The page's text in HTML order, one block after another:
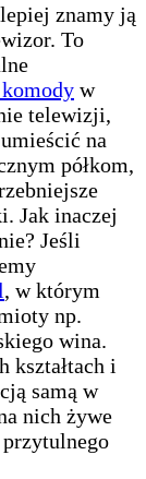
znamy ją
To
w
telewizji,
na
półkom,
Jak inaczej
Jeśli
, w którym
np.
wina.
kształtach i
samą w
nich żywe